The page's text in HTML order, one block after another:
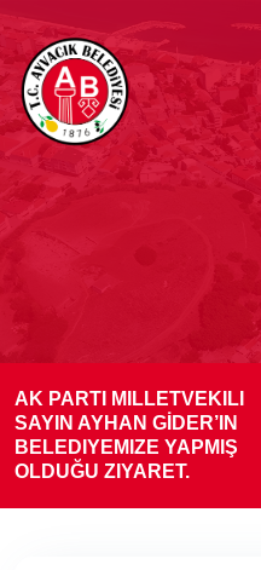
AK PARTI MILLETVEKILI
SAYIN AYHAN GİDER’IN
BELEDIYEMIZE YAPMIŞ
OLDUĞU ZIYARET.